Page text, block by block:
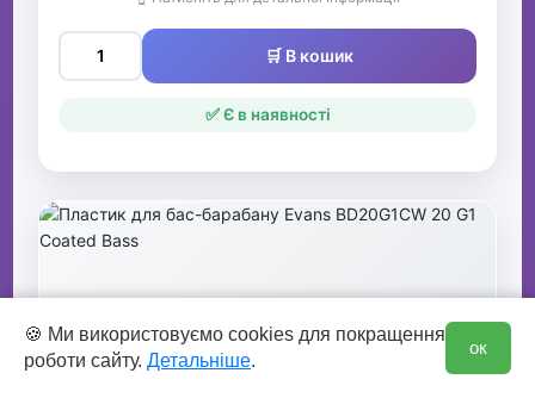
🛒 В кошик
✅ Є в наявності
🍪 Ми використовуємо cookies для покращення
роботи сайту. Детальніше.
ок
0